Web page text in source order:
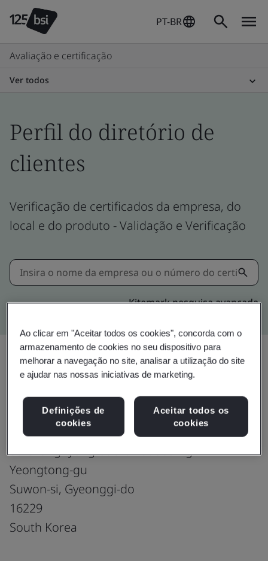
PT-BR
Avaliação e certificação
Ver todos
Perfil do diretório de
clientes
Verificação de certificados da empresa, do
local e do produto - Validação e Verificação
Kitemark pesquisa avançada
Compartilhar:
QRT Inc.
50 Changnyong-daero 256beon-gil
Yeongtong-gu
Suwon-si, Gyeonggi-do
16229
South Korea
Ao clicar em "Aceitar todos os cookies", concorda com o
armazenamento de cookies no seu dispositivo para
melhorar a navegação no site, analisar a utilização do site
e ajudar nas nossas iniciativas de marketing.
Definições de
cookies
Aceitar todos os
cookies